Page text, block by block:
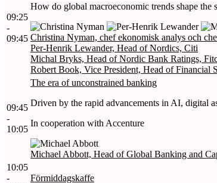
09:25
-
09:45
How do global macroeconomic trends shape the
Christina Nyman, chef ekonomisk analys och
Per-Henrik Lewander, Head of Nordics, Citi
Michal Bryks, Head of Nordic Bank Ratings,
Robert Book, Vice President, Head of Financial
09:45
-
10:05
The era of unconstrained banking
Driven by the rapid advancements in AI, digital
In cooperation with Accenture
Michael Abbott, Head of Global Banking and
10:05
-
Förmiddagskaffe